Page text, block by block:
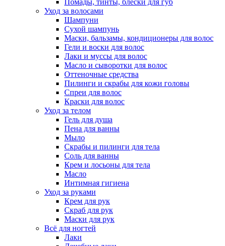
Уход за волосами
Шампуни
Сухой шампунь
Маски, бальзамы, кондиционеры для волос
Гели и воски для волос
Лаки и муссы для волос
Масло и сыворотки для волос
Оттеночные средства
Пилинги и скрабы для кожи головы
Спреи для волос
Краски для волос
Уход за телом
Гель для душа
Пена для ванны
Мыло
Скрабы и пилинги для тела
Соль для ванны
Крем и лосьоны для тела
Масло
Интимная гигиена
Уход за руками
Крем для рук
Скраб для рук
Маски для рук
Всё для ногтей
Лаки